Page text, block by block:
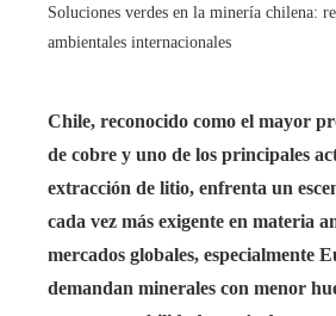
Soluciones verdes en la minería chilena:
ambientales internacionales
Chile, reconocido como el mayor
de cobre y uno de los principales
extracción de litio, enfrenta un
cada vez más exigente en materia
mercados globales, especialmente
demandan minerales con menor